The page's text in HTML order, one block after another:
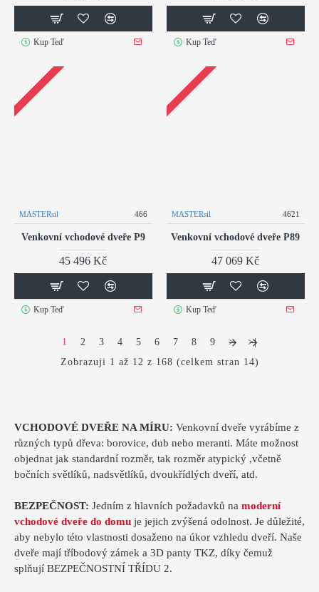
VCHODOVÉ DVEŘE NA MÍRU: Venkovní dveře vyrábíme z
různých typů dřeva: borovice, dub nebo meranti. Máte možnost
objednat jak standardní rozměr, tak rozměr atypický ,včetně
bočních světlíků, nadsvětlíků, dvoukřídlých dveří, atd.
BEZPEČNOST: Jedním z hlavních požadavků na moderní
vchodové dveře do domu je jejich zvýšená odolnost. Je důležité,
aby nebylo této vlastnosti dosaženo na úkor vzhledu dveří. Naše
dveře mají tříbodový zámek a 3D panty TKZ, díky čemuž
splňují BEZPEČNOSTNÍ TŘÍDU 2.
Kup Teď Kup Teď
MASTERsil 466
Venkovní vchodové dveře P9
45 496 Kč
Kup Teď
MASTERsil 4621
Venkovní vchodové dveře P89
47 069 Kč
Kup Teď
1 2 3 4 5 6 7 8 9 >
>|
Zobrazuji 1 až 12 z 168 (celkem stran 14)